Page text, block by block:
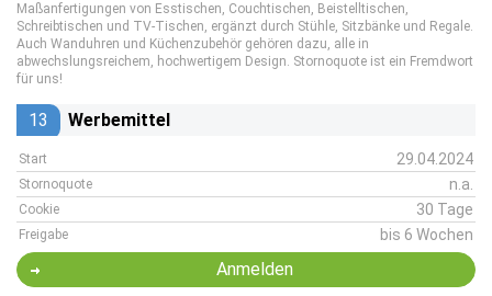
Maßanfertigungen von Esstischen, Couchtischen, Beistelltischen,
Schreibtischen und TV-Tischen, ergänzt durch Stühle, Sitzbänke und Regale.
Auch Wanduhren und Küchenzubehör gehören dazu, alle in
abwechslungsreichem, hochwertigem Design. Stornoquote ist ein Fremdwort
für uns!
13 Werbemittel
Start 29.04.2024
Stornoquote n.a.
Cookie 30 Tage
Freigabe bis 6 Wochen
Anmelden